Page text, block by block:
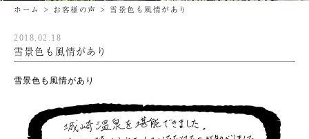
ホーム > お客様の声 > 雪景色も風情があり
2018.02.18
雪景色も風情があり
雪景色も風情があり